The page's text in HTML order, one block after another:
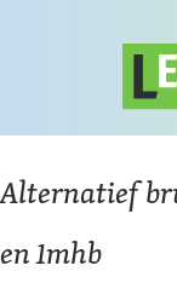
Alternatief
en 1mhb